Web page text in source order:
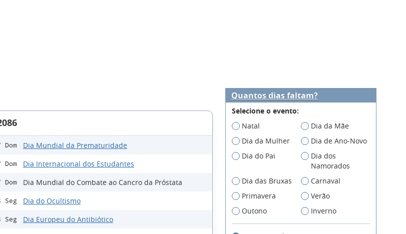
Dom Dia Mundial da Prematuridade
Dom Dia Internacional dos Estudantes
Dom Dia Mundial do Combate ao Cancro da Próstata
Seg Dia do Ocultismo
Seg Dia Europeu do Antibiótico
Quantos dias faltam?
Selecione o evento:
Natal
Dia da Mãe
Dia da Mulher
Dia de Ano-Novo
Dia do Pai
Dia dos
Namorados
Dia das Bruxas
Carnaval
Primavera
Verão
Outono
Inverno